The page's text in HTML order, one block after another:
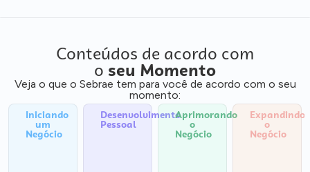
Conteúdos de acordo com
o seu Momento
Veja o que o Sebrae tem para você de acordo com o seu
momento:
Iniciando
um
Negócio
Desenvolvimento
Pessoal
Aprimorando
o
Negócio
Expandindo
o
Negócio